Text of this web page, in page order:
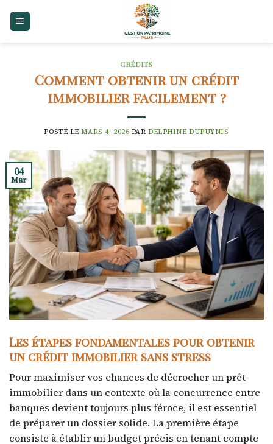
CRÉDITS
Comment obtenir un crédit
immobilier facilement ?
POSTÉ LEMARS 4, 2026 PARDELPHINE DUPUYNIS
04
Mar
Les étapes fondamentales pour obtenir
un crédit immobilier sans stress
Pour maximiser vos chances de décrocher un prêt
immobilier dans un contexte où la concurrence entre
banques devient toujours plus féroce, il est essentiel
de préparer un dossier solide. La première étape
consiste à établir un budget précis en tenant compte